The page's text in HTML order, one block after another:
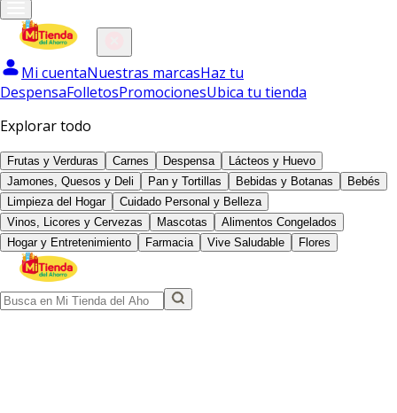
Mi cuentaNuestras marcasHaz tu
DespensaFolletosPromocionesUbica tu tienda
Explorar todo
Frutas y Verduras Carnes Despensa
Lácteos y Huevo
Jamones, Quesos y Deli
Pan y Tortillas Bebidas y Botanas
Bebés
Limpieza del Hogar
Cuidado Personal y Belleza
Vinos, Licores y Cervezas
Mascotas
Alimentos Congelados
Hogar y Entretenimiento
Farmacia Vive Saludable Flores